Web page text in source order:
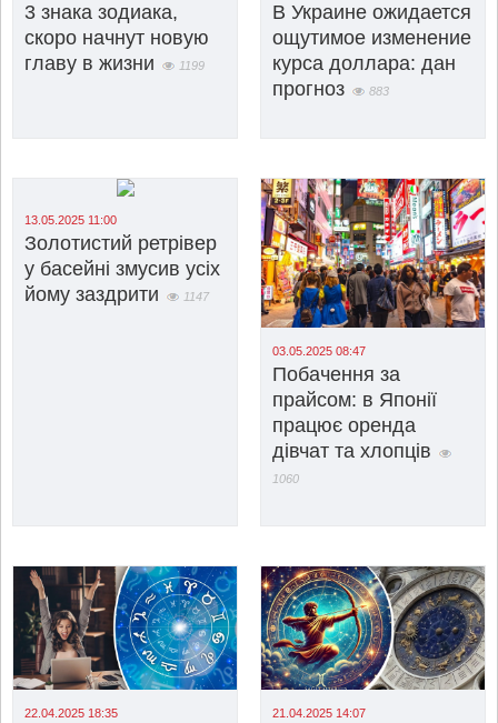
3 знака зодиака,
скоро начнут новую
главу в жизни
1199
В Украине ожидается
ощутимое изменение
курса доллара: дан
прогноз
883
13.05.2025 11:00
Золотистий ретрівер
у басейні змусив усіх
йому заздрити
1147
03.05.2025 08:47
Побачення за
прайсом: в Японії
працює оренда
дівчат та хлопців
1060
22.04.2025 18:35 21.04.2025 14:07